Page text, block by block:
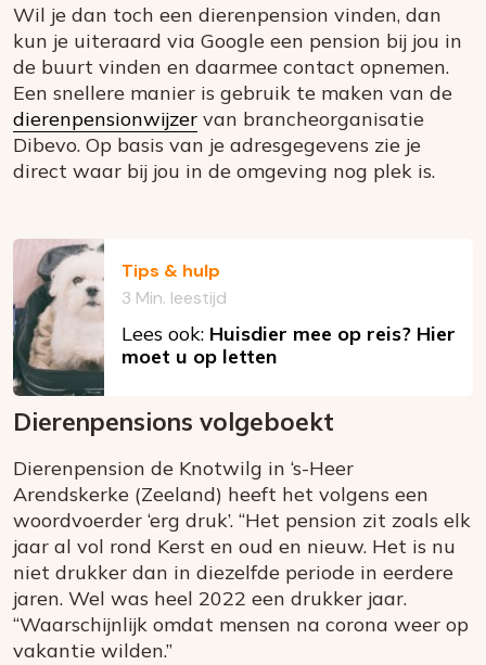
Wil je dan toch een dierenpension vinden, dan
kun je uiteraard via Google een pension bij jou in
de buurt vinden en daarmee contact opnemen.
Een snellere manier is gebruik te maken van de
dierenpensionwijzer van brancheorganisatie
Dibevo. Op basis van je adresgegevens zie je
direct waar bij jou in de omgeving nog plek is.
Tips & hulp
3 Min. leestijd
Lees ook: Huisdier mee op reis? Hier
moet u op letten
Dierenpensions volgeboekt
Dierenpension de Knotwilg in ‘s-Heer
Arendskerke (Zeeland) heeft het volgens een
woordvoerder ‘erg druk’. “Het pension zit zoals elk
jaar al vol rond Kerst en oud en nieuw. Het is nu
niet drukker dan in diezelfde periode in eerdere
jaren. Wel was heel 2022 een drukker jaar.
“Waarschijnlijk omdat mensen na corona weer op
vakantie wilden.”